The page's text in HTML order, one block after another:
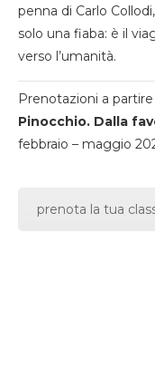
penna di Carlo
solo una fiaba: è il
verso l’umanità.
Prenotazioni a
Pinocchio. Dalla
febbraio – maggio
prenota la tua